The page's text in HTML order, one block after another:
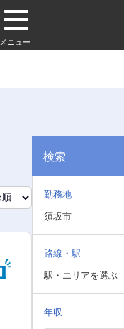
メニュー
検索
勤務地
須坂市
路線・駅
駅・エリアを選ぶ
年収